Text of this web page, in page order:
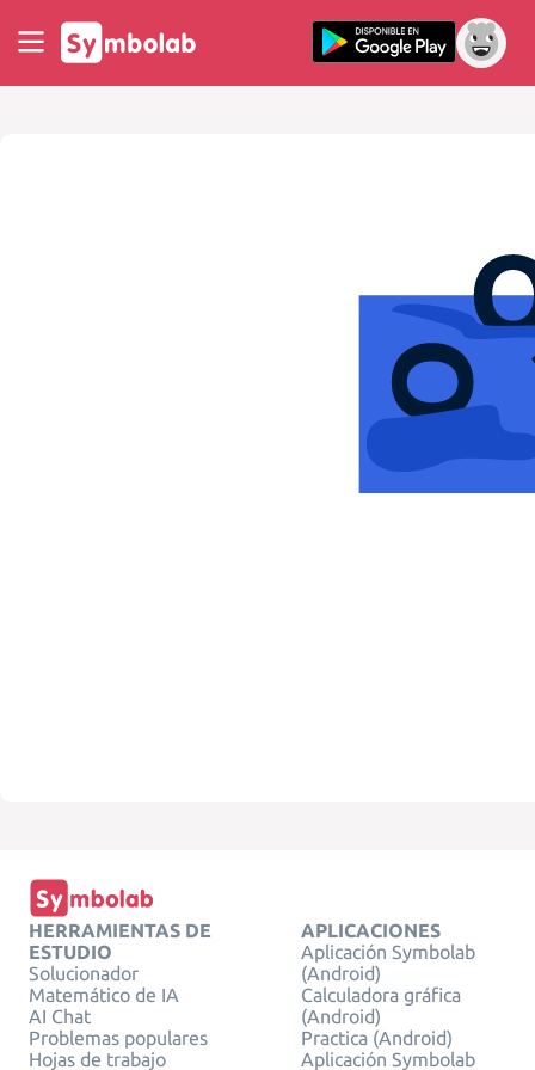
HERRAMIENTAS DE
ESTUDIO
Solucionador
Matemático de IA
AI Chat
Problemas populares
Hojas de trabajo
APLICACIONES
Aplicación Symbolab
(Android)
Calculadora gráfica
(Android)
Practica (Android)
Aplicación Symbolab